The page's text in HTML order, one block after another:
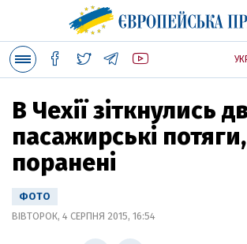
В Чехії зіткнулись
пасажирські
поранені
ФОТО
ВІВТОРОК, 4 СЕРПНЯ 2015, 16:54